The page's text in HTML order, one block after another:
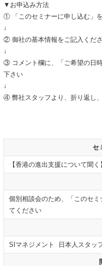
▼お申込み方法
① 「このセミナーに申し込む」
↓
② 御社の基本情報をご記入くだ
↓
③ コメント欄に、「ご希望の日
下さい
↓
④ 弊社スタッフより、折り返し
セ
【香港の進出支援について聞
個別相談会のため、「このセ
てください
SIマネジメント 日本人スタッ